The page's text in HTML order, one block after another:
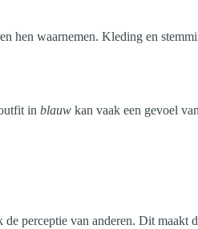
hen waarnemen. Kleding en
in blauw kan vaak een gevoel
perceptie van anderen. Dit